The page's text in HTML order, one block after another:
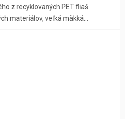
z recyklovaných PET fliaš.
materiálov, veľká mäkká...